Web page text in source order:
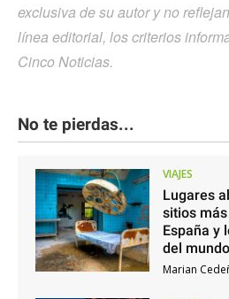
exclusiva de su autor y no
línea editorial, los criterios
Cinco Noticias.
No te pierdas...
VIAJES
Lugares
sitios
España y
del mundo
Marian